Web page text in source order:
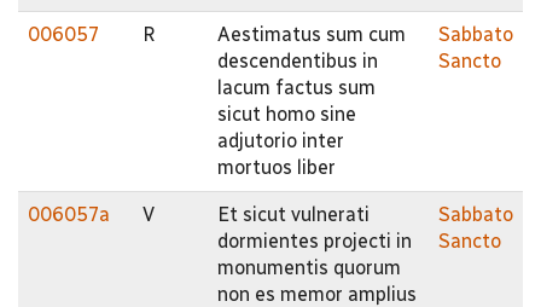
006057 R
Aestimatus sum cum
descendentibus in
lacum factus sum
sicut homo sine
adjutorio inter
mortuos liber
Sabbato
Sancto
006057a V
Et sicut vulnerati
dormientes projecti in
monumentis quorum
non es memor amplius
Sabbato
Sancto